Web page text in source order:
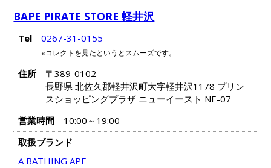
BAPE PIRATE STORE 軽井沢
Tel 0267-31-0155
※コレクトを見たというとスムーズです。
住所
〒389-0102
長野県 北佐久郡軽井沢町大字軽井沢1178 プリン
スショッピングプラザ ニューイースト NE-07
営業時間
10:00～19:00
取扱ブランド
A BATHING APE